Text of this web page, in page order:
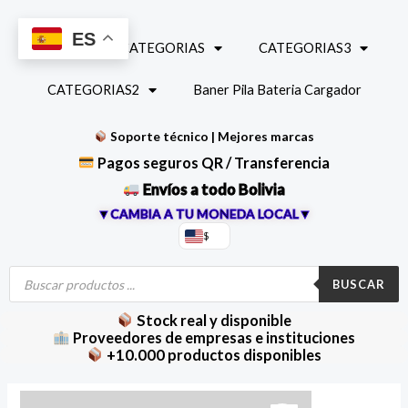
contenido
INICIO CATEGORIAS CATEGORIAS3
CATEGORIAS2 Baner Pila Bateria Cargador
Soporte técnico | Mejores marcas
Pagos seguros QR / Transferencia
Envíos a todo Bolivia
▼CAMBIA A TU MONEDA LOCAL▼
$
Búsqueda
productos
BUSCAR
Stock real y disponible
Proveedores de empresas e instituciones
+10.000 productos disponibles
ES